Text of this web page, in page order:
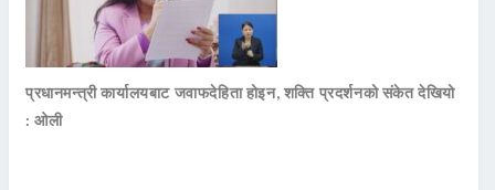
प्रधानमन्त्री कार्यालयबाट जवाफदेहिता होइन, शक्ति प्रदर्शनको संकेत देखियो
: ओली